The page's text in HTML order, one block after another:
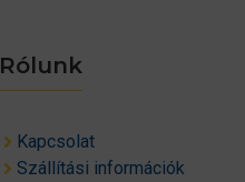
Rólunk
Kapcsolat
Szállítási információk